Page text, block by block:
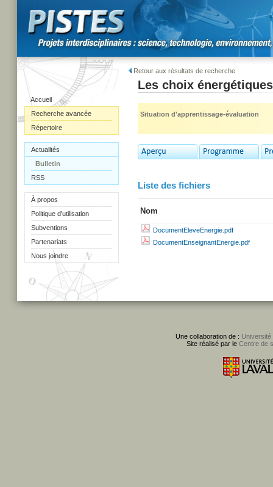
Accueil
Recherche avancée
Répertoire
Actualités
Bulletin
RSS
À propos
Politique d'utilisation
Subventions
Partenariats
Nous joindre
Retour aux résultats de recherche
Les choix énergétiques
Situation d'apprentissage-évaluation
Liste des fichiers
Nom
DocumentEleveEnergie.pdf
DocumentEnseignantEnergie.pdf
Une collaboration de : Université
Site réalisé par le Centre de